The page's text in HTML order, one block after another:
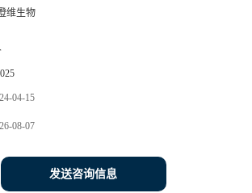
维生物
04-15
08-07
发送咨询信息